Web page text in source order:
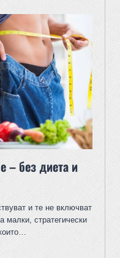
– без диета и
и те не включват
малки, стратегически